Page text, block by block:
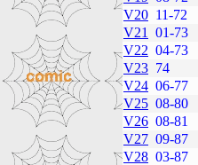
V20 11-72
V21
01-73
V22 04-73
V23 74
V24 06-77
V25 08-80
V26 08-81
V27 09-87
V28 03-87